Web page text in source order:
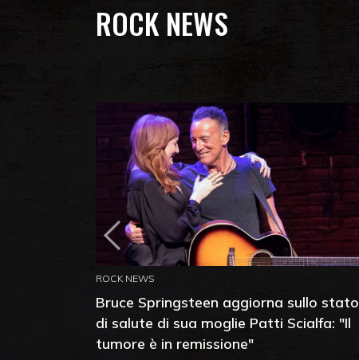
ROCK NEWS
ROCK NEWS
Bruce Springsteen aggiorna sullo stato
di salute di sua moglie Patti Scialfa: "Il
tumore è in remissione"